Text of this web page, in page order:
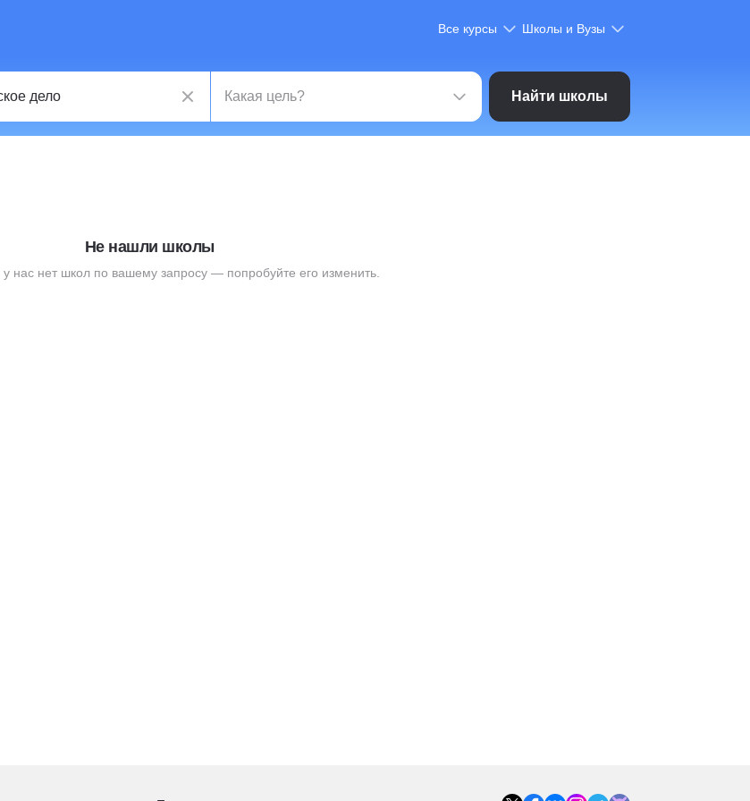
Все курсы Школы и Вузы
Найти школы
Не нашли школы
нас нет школ по вашему запросу — попробуйте его изменить.